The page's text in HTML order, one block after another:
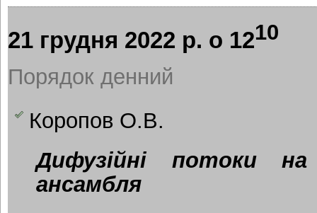
21 грудня 2022 р. о 1210
Порядок денний
Коропов О.В.
Дифузійні потоки
ансамбля